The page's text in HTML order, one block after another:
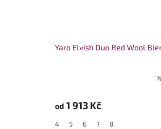
Yaro Elvish Duo Red Wool
od 1 913 Kč
4 5 6 7 8